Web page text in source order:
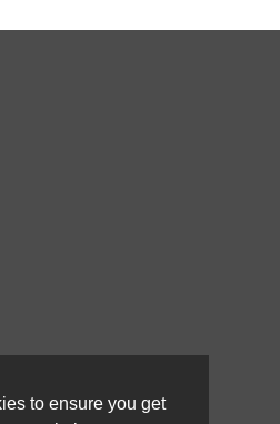
to ensure you get